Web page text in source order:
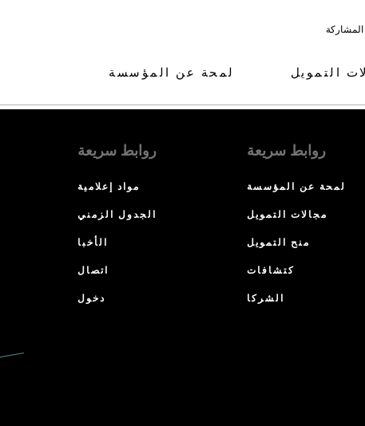
المشاركة
لمحة عن المؤسسة التمويل
روابط سريعة
مواد إعلامية
الجدول الزمني
الأخبا
اتصال
دخول
روابط سريعة
لمحة عن المؤسسة
مجالات التمويل
منح التمويل
كتشافات
الشركا